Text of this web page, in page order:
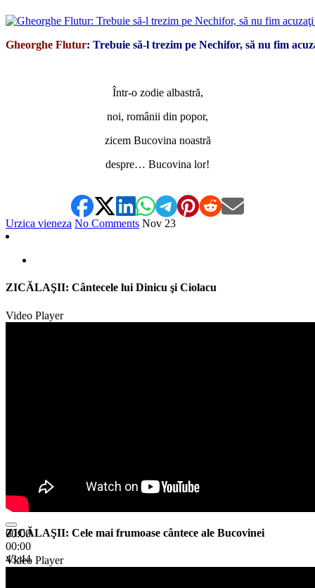
Gheorghe Flutur: Trebuie să-l trezim pe Nechifor, să nu fim
Într-o zodie albastră,
noi, românii din popor,
zicem Bucovina noastră
despre… Bucovina lor!
Urzica vieneza No Comments Nov 23
ZICĂLAŞII: Cântecele lui Dinicu şi Ciolacu
Video Player
00:00
00:00
43:44
ZICĂLAŞII: Cele mai frumoase cântece ale Bucovinei
Video Player